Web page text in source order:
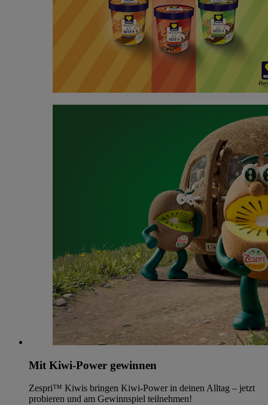
Mit Kiwi-Power gewinnen
Zespri™ Kiwis bringen Kiwi-Power in deinen Alltag – jetzt
probieren und am Gewinnspiel teilnehmen!